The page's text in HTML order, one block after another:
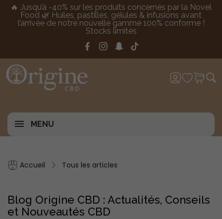
🔥 Jusqu’à -40% sur les produits concernés par la Novel
Food 🌿 Huiles, pastilles, gélules & infusions avant
l’arrivée de notre nouvelle gamme 100% conforme !
Stocks limités
MENU
Accueil Tous les articles
Blog Origine CBD : Actualités, Conseils
et Nouveautés CBD